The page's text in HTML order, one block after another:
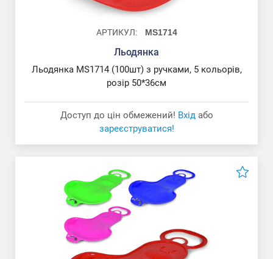
АРТИКУЛ: MS1714
Льодянка
Льодянка MS1714 (100шт) з ручками, 5 кольорів,
розір 50*36см
Доступ до цін обмежений! Вхід або
зареєструватися!